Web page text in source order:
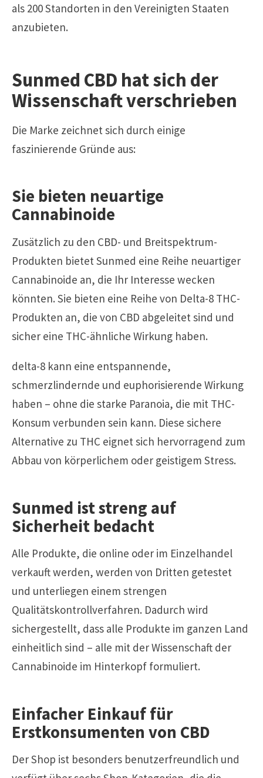
als 200 Standorten in den Vereinigten Staaten
anzubieten.
Sunmed CBD hat sich der
Wissenschaft verschrieben
Die Marke zeichnet sich durch einige
faszinierende Gründe aus:
Sie bieten neuartige
Cannabinoide
Zusätzlich zu den CBD- und Breitspektrum-
Produkten bietet Sunmed eine Reihe neuartiger
Cannabinoide an, die Ihr Interesse wecken
könnten. Sie bieten eine Reihe von Delta-8 THC-
Produkten an, die von CBD abgeleitet sind und
sicher eine THC-ähnliche Wirkung haben.
delta-8 kann eine entspannende,
schmerzlindernde und euphorisierende Wirkung
haben – ohne die starke Paranoia, die mit THC-
Konsum verbunden sein kann. Diese sichere
Alternative zu THC eignet sich hervorragend zum
Abbau von körperlichem oder geistigem Stress.
Sunmed ist streng auf
Sicherheit bedacht
Alle Produkte, die online oder im Einzelhandel
verkauft werden, werden von Dritten getestet
und unterliegen einem strengen
Qualitätskontrollverfahren. Dadurch wird
sichergestellt, dass alle Produkte im ganzen Land
einheitlich sind – alle mit der Wissenschaft der
Cannabinoide im Hinterkopf formuliert.
Einfacher Einkauf für
Erstkonsumenten von CBD
Der Shop ist besonders benutzerfreundlich und